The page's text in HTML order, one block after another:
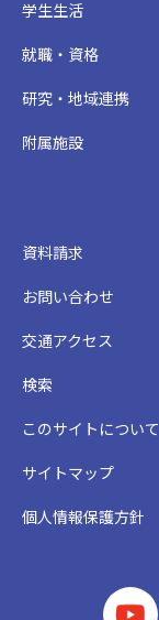
学生生活
就職・資格
研究・地域連携
附属施設
資料請求
お問い合わせ
交通アクセス
検索
このサイトについて
サイトマップ
個人情報保護方針